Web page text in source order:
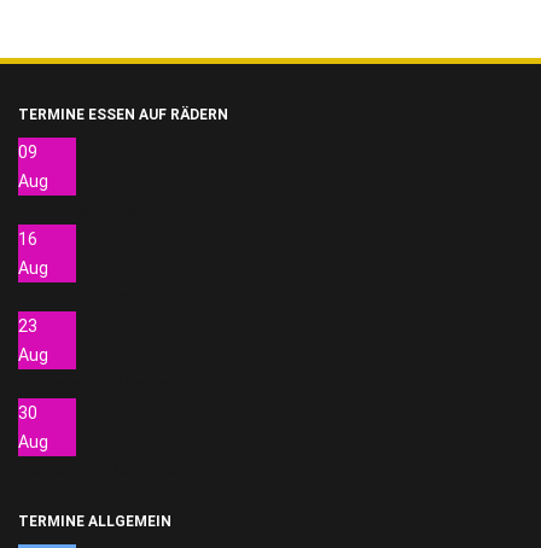
TERMINE ESSEN AUF RÄDERN
09
Aug
16
Aug
23
Aug
30
Aug
TERMINE ALLGEMEIN